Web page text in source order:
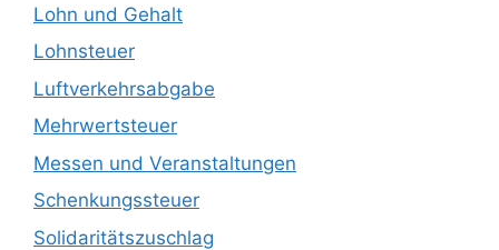
Lohn und Gehalt
Lohnsteuer
Luftverkehrsabgabe
Mehrwertsteuer
Messen und Veranstaltungen
Schenkungssteuer
Solidaritätszuschlag